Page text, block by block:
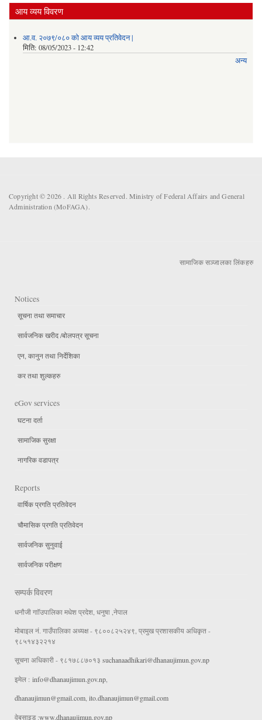
आय व्यय विवरण
आ.व. २०७९/०८० को आय व्यय प्रतिवेदन |
मिति: 08/05/2023 - 12:42
अन्य
Copyright © 2026 . All Rights Reserved. Ministry of Federal Affairs and General
Administration (MoFAGA).
सामाजिक सञ्जालका लिंकहरु
Notices
सूचना तथा समाचार
सार्वजनिक खरीद /बोलपत्र सूचना
एन, कानुन तथा निर्देशिका
कर तथा शुल्कहरु
eGov services
घटना दर्ता
सामाजिक सुरक्षा
नागरिक वडापत्र
Reports
वार्षिक प्रगति प्रतिवेदन
चौमासिक प्रगति प्रतिवेदन
सार्वजनिक सुनुवाई
सार्वजनिक परीक्षण
सम्पर्क विवरण
धनौजी गाॉउपालिका मधेश प्रदेश, धनुषा ,नेपाल
मोबाइल नं. गाउँपालिका अध्यक्ष - ९८००८२५२४९, प्रमुख प्रशासकीय अधिकृत -
९८५१४३२२१४
सूचना अधिकारी - ९८१७८८७०१३ suchanaadhikari@dhanaujimun.gov.np
इमेल : info@dhanaujimun.gov.np
dhanaujimun@gmail.com ito.dhanaujimun@gmail.com
वेबसाइड :www.dhanaujimun.gov.np